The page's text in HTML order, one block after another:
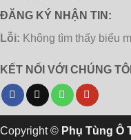
ĐĂNG KÝ NHẬN TIN:
Lỗi: Không tìm thấy biểu
KẾT NỐI VỚI CHÚNG
Copyright © Phụ Tùng Ô